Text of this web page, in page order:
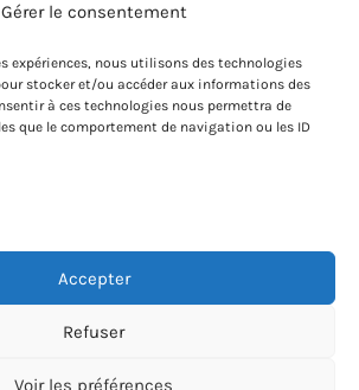
Gérer le consentement
expériences, nous utilisons des technologies
stocker et/ou accéder aux informations des
à ces technologies nous permettra de
que le comportement de navigation ou les ID
Accepter
Refuser
Voir les préférences
Blog
générales de vente
Mentions légales
de cookies
Instagram